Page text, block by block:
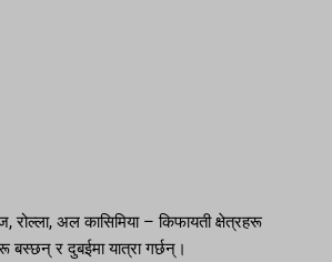
अल कासिमिया – किफायती क्षेत्रहरू
र दुबईमा यात्रा गर्छन्।